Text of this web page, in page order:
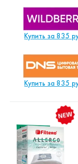
Купить за 835
Купить за 835